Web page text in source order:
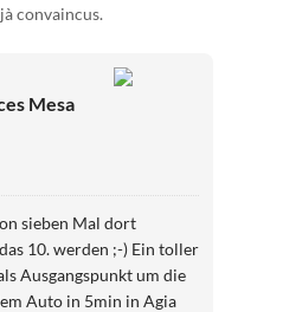
convaincus.
Mesa
sieben Mal dort
10. werden ;-) Ein toller
Ausgangspunkt um die
Auto in 5min in Agia